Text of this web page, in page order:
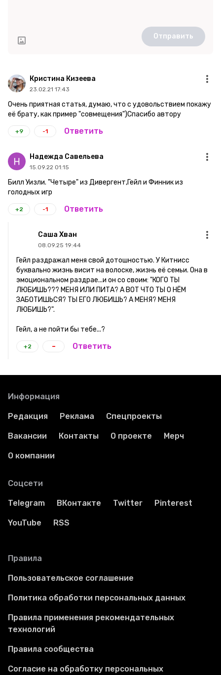
Отправить
Кристина Кизеева
23.02.21 17:43
Очень приятная статья, думаю, что с удовольствием покажу
её брату, как пример "совмещения")Спасибо автору
+9 -1 Ответить
Надежда Савельева
15.09.22 01:15
Билл Уизли. "Четыре" из Дивергент,Гейл и Финник из
голодных игр
+2 -1 Ответить
Саша Хван
08.09.25 19:44
Гейл раздражал меня свой дотошностью. У Китнисс
буквально жизнь висит на волоске, жизнь её семьи. Она в
эмоциональном раздрае...и он со своим: "КОГО ТЫ
ЛЮБИШЬ??? МЕНЯ ИЛИ ПИТА? А ВОТ ЧТО ТЫ О НЁМ
ЗАБОТИШЬСЯ? ТЫ ЕГО ЛЮБИШЬ? А МЕНЯ? МЕНЯ
ЛЮБИШЬ?".
Гейл, а не пойти бы тебе...?
+2 - Ответить
Информация
Редакция Реклама Спецпроекты
Вакансии Контакты О проекте Мерч
О компании
Соцсети
Telegram ВКонтакте Twitter Pinterest
YouTube RSS
Правила
Пользовательское соглашение
Политика обработки персональных данных
Правила применения рекомендательных
технологий
Правила сообщества
Согласие на обработку персональных